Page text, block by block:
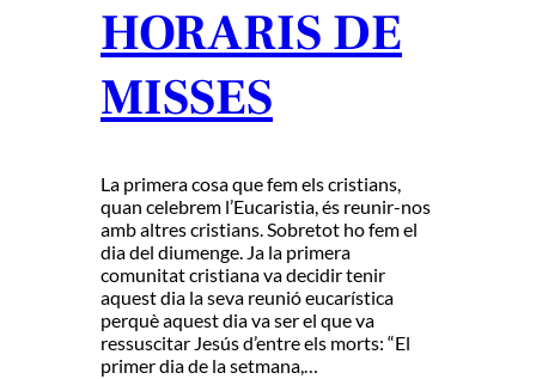
HORARIS DE
MISSES
La primera cosa que fem els cristians,
quan celebrem l’Eucaristia, és reunir-nos
amb altres cristians. Sobretot ho fem el
dia del diumenge. Ja la primera
comunitat cristiana va decidir tenir
aquest dia la seva reunió eucarística
perquè aquest dia va ser el que va
ressuscitar Jesús d’entre els morts: “El
primer dia de la setmana,…